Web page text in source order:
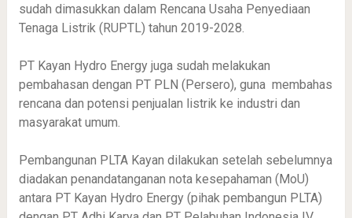
sudah dimasukkan dalam Rencana Usaha Penyediaan
Tenaga Listrik (RUPTL) tahun 2019-2028.
PT Kayan Hydro Energy juga sudah melakukan
pembahasan dengan PT PLN (Persero), guna membahas
rencana dan potensi penjualan listrik ke industri dan
masyarakat umum.
Pembangunan PLTA Kayan dilakukan setelah sebelumnya
diadakan penandatanganan nota kesepahaman (MoU)
antara PT Kayan Hydro Energy (pihak pembangun PLTA)